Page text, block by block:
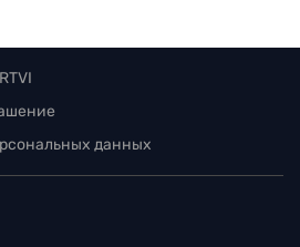
данных